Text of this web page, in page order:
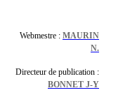
Webmestre : MAURIN
N.
Directeur de publication :
BONNET J-Y